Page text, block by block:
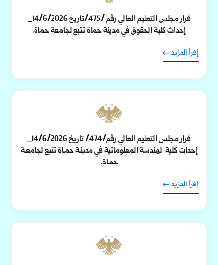
قرار مجلس التعليم العالي رقم /475/تاريخ 14/6/2026_
إحداث كلية الحقوق في مدينة حماة تتبع لجامعة حماة.
إقرأ المزيد
قرار مجلس التعليم العالي رقم/474/ تاريخ 14/6/2026_
إحداث كلية الهندسة المعلوماتية في مدينـة حمـاة تتبع لجامعـة
حمـاة.
إقرأ المزيد